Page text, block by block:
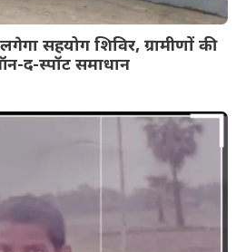
सहयोग शिविर, ग्रामीणों की
द-स्पॉट समाधान